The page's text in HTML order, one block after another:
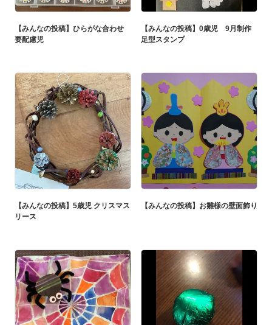
【みんなの投稿】ひらがな合わせ
要配慮児
【みんなの投稿】0歳児 9月制作
足型スタンプ
【みんなの投稿】5歳児 クリスマス
リース
【みんなの投稿】お雛様の壁面飾り